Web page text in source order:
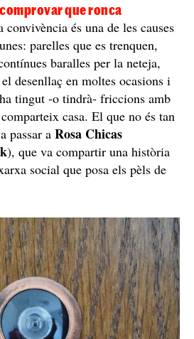
que ronca
és una de les causes
parelles que es trenquen,
baralles per la neteja,
desenllaç en moltes ocasions i
tingut -o tindrà- friccions amb
casa. El que no és tan
passar a Rosa Chicas
), que va compartir una història
social que posa els pèls de